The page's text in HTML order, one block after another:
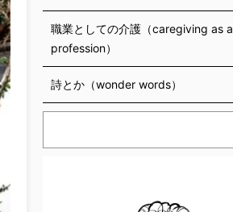
職業としての介護（caregiving as a
profession）
詩とか（wonder words）